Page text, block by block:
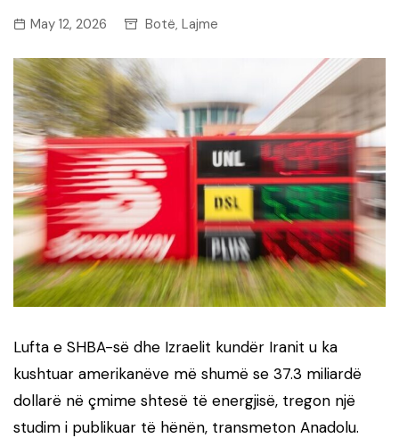
May 12, 2026 Botë, Lajme
Lufta e SHBA-së dhe Izraelit kundër Iranit u ka
kushtuar amerikanëve më shumë se 37.3 miliardë
dollarë në çmime shtesë të energjisë, tregon një
studim i publikuar të hënën, transmeton Anadolu.